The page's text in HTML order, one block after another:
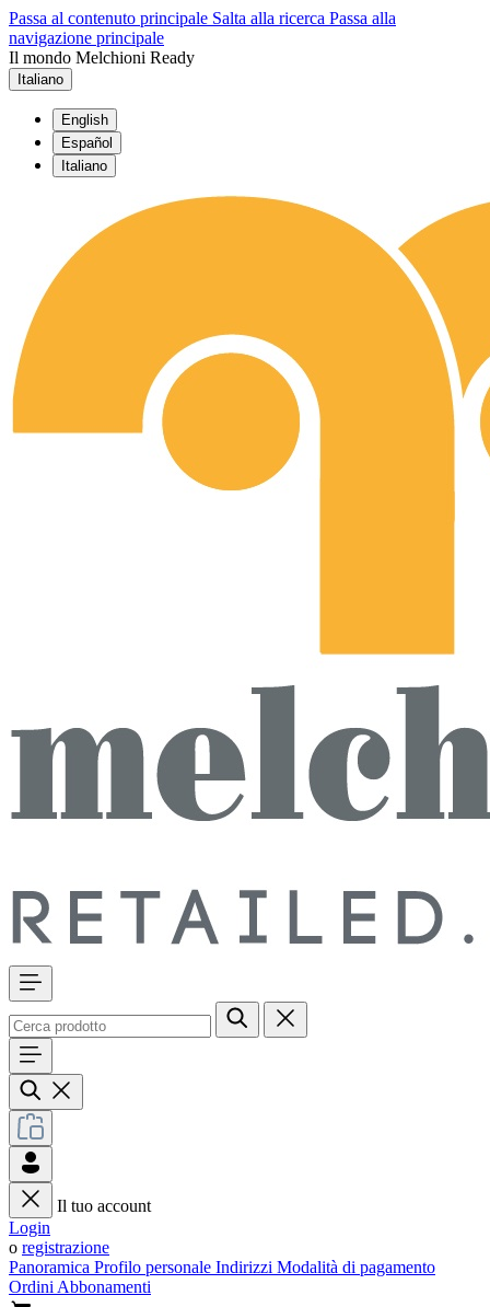
Passa al contenuto principale Salta alla ricerca Passa alla
navigazione principale
Il mondo Melchioni Ready
Italiano
English
Español
Italiano
Il tuo account
Login
o registrazione
Panoramica Profilo personale Indirizzi Modalità di pagamento
Ordini Abbonamenti